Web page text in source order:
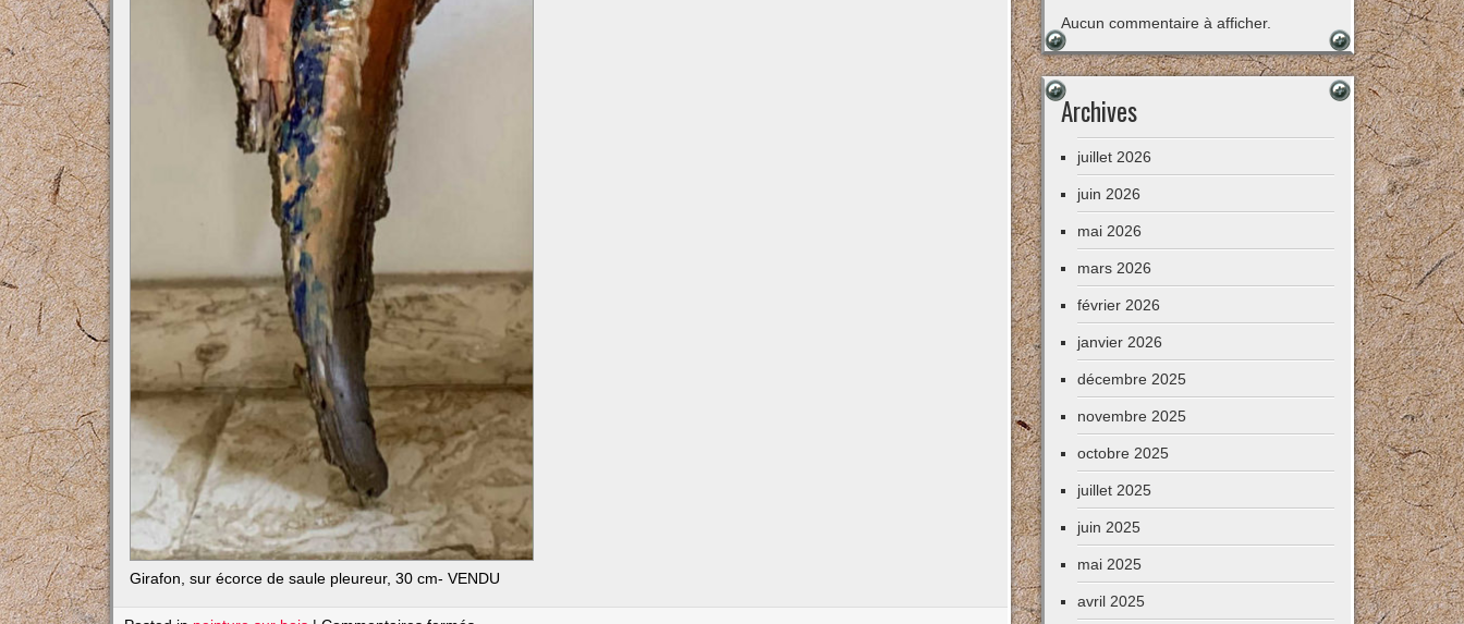
Girafon, sur écorce de saule pleureur, 30 cm- VENDU
Aucun commentaire à afficher.
Archives
juillet 2026
juin 2026
mai 2026
mars 2026
février 2026
janvier 2026
décembre 2025
novembre 2025
octobre 2025
juillet 2025
juin 2025
mai 2025
avril 2025